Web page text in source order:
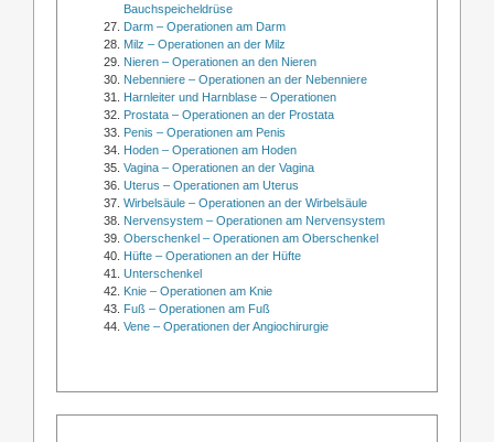
Bauchspeicheldrüse
Darm – Operationen am Darm
Milz – Operationen an der Milz
Nieren – Operationen an den Nieren
Nebenniere – Operationen an der Nebenniere
Harnleiter und Harnblase – Operationen
Prostata – Operationen an der Prostata
Penis – Operationen am Penis
Hoden – Operationen am Hoden
Vagina – Operationen an der Vagina
Uterus – Operationen am Uterus
Wirbelsäule – Operationen an der Wirbelsäule
Nervensystem – Operationen am Nervensystem
Oberschenkel – Operationen am Oberschenkel
Hüfte – Operationen an der Hüfte
Unterschenkel
Knie – Operationen am Knie
Fuß – Operationen am Fuß
Vene – Operationen der Angiochirurgie